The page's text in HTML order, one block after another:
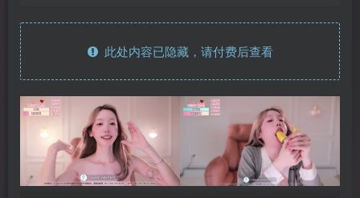
此处内容已隐藏，请付费后查看